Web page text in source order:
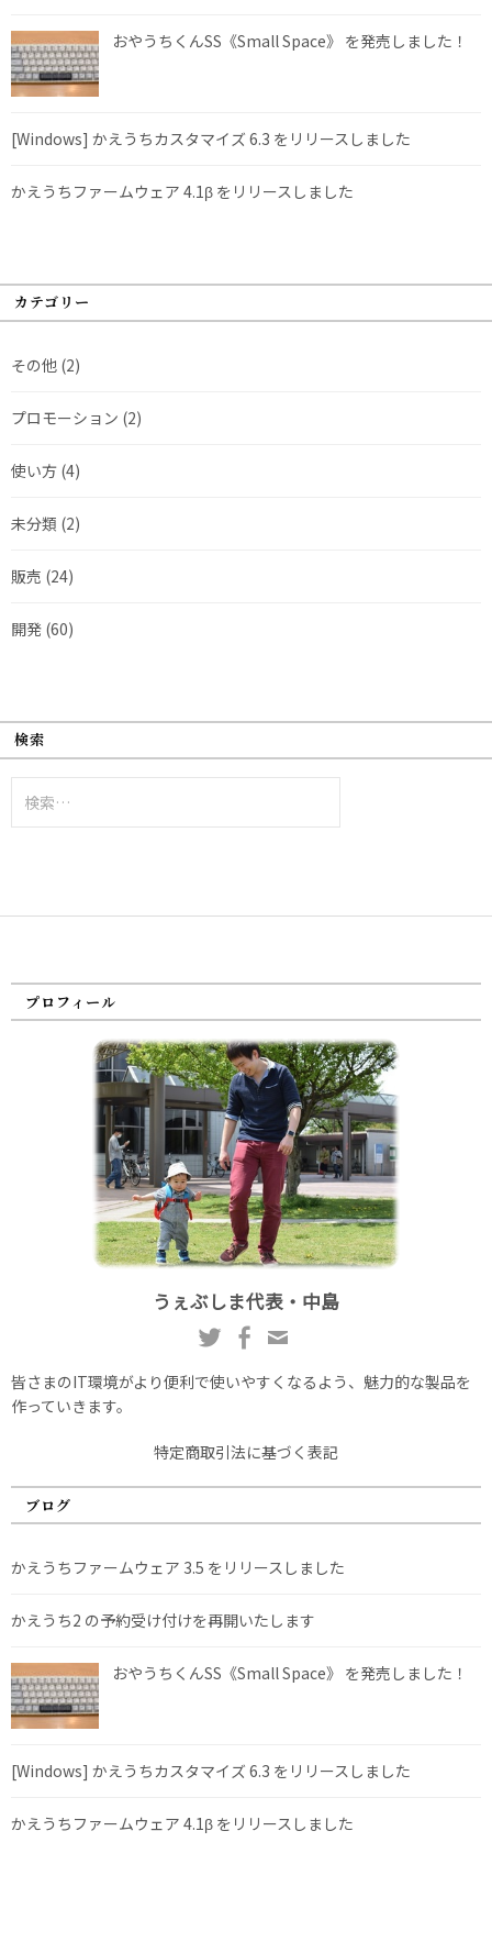
おやうちくんSS《Small Space》 を発売しました！
[Windows] かえうちカスタマイズ 6.3 をリリースしました
かえうちファームウェア 4.1β をリリースしました
カテゴリー
その他 (2)
プロモーション (2)
使い方 (4)
未分類 (2)
販売 (24)
開発 (60)
検索
索:
プロフィール
うぇぶしま代表・中島
皆さまのIT環境がより便利で使いやすくなるよう、魅力的な製品を
作っていきます。
特定商取引法に基づく表記
ブログ
かえうちファームウェア 3.5 をリリースしました
かえうち2 の予約受け付けを再開いたします
おやうちくんSS《Small Space》 を発売しました！
[Windows] かえうちカスタマイズ 6.3 をリリースしました
かえうちファームウェア 4.1β をリリースしました